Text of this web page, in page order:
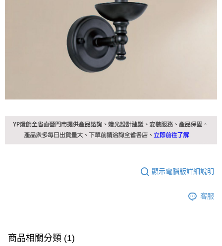
顯示電腦版詳細說明
客服
商品相關分類 (1)